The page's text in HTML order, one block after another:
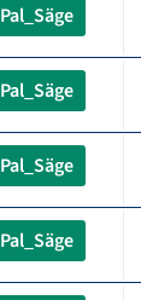
Pal_Säge
Pal_Säge
Pal_Säge
Pal_Säge